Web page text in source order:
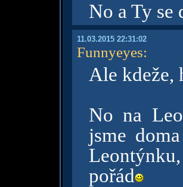
No a Ty se
11.03.2015 22:31:02
Funnyeyes:
Ale kdeže,
No na
jsme
pořád